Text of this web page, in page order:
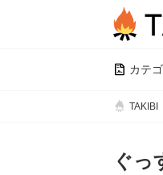
カテ
TAKIBI
ぐっ